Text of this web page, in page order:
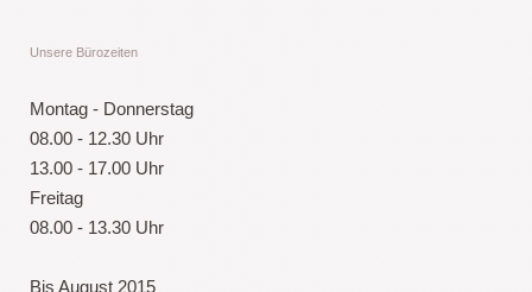
Unsere Bürozeiten
Montag - Donnerstag
08.00 - 12.30 Uhr
13.00 - 17.00 Uhr
Freitag
08.00 - 13.30 Uhr
Bis August 2015